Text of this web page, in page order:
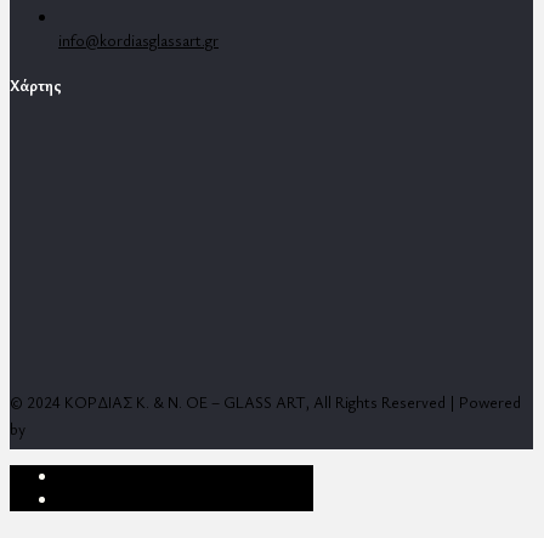
info@kordiasglassart.gr
Χάρτης
© 2024 ΚΟΡΔΙΑΣ Κ. & Ν. ΟΕ – GLASS ART, All Rights Reserved | Powered
by